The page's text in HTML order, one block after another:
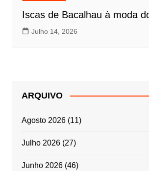
Iscas de Bacalhau à moda
Julho 14, 2026
ARQUIVO
Agosto 2026(11)
Julho 2026(27)
Junho 2026(46)